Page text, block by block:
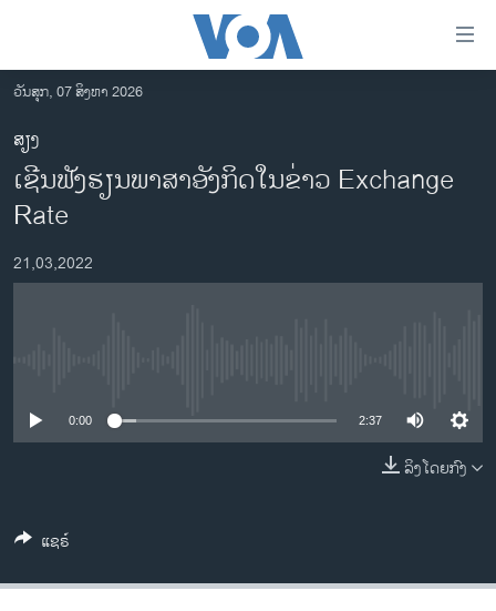
ເຂົ້າ
ຫາ
ຂ້າມ
ຂ້າມ
ຂ້າມ
ໄປ
ຫາ
ຊອກ
ລາວ
ອາເມຣິກາ
ຂ່າວ​ຈີນ
ຊີວິດຊາວລາວ
ທຸລະກິດ
ພາສາອັງກິດ
ວັນສຸກ, 07 ສິງຫາ 2026
ສຽງ
ເຊີນຟັງຮຽນພາສາອັງກິດໃນຂ່າວ Exchange
Rate
21,03,2022
0:00 2:37
ລິງໂດຍກົງ
ແຊຣ໌